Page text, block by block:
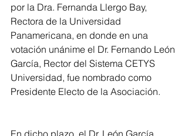
por la Dra. Fernanda Llergo Bay,
Rectora de la Universidad
Panamericana, en donde en una
votación unánime el Dr. Fernando León
García, Rector del Sistema CETYS
Universidad, fue nombrado como
Presidente Electo de la Asociación.